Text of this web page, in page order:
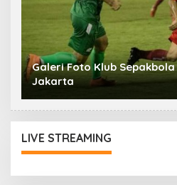
Galeri Foto Klub
Jakarta
LIVE STREAMING